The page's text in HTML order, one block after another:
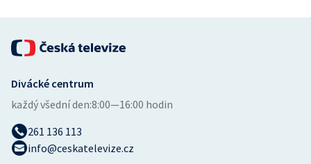
Divácké centrum
každý všední den:8:00—16:00 hodin
261 136 113
info@ceskatelevize.cz